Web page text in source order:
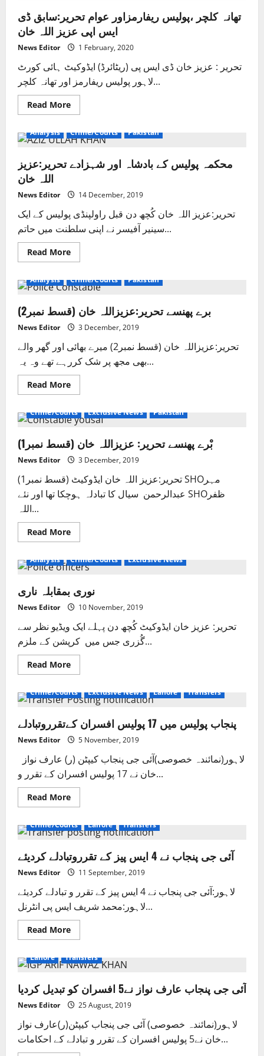
تھانہ کلچر ،پولیس ریفارمزاور عوام تحریر:سابق ڈی
ایس اپی عزیز اللہ خان
News Editor 1 February, 2020
تحریر : عزیز خان ڈی ایس پی (ریٹائرڈ) ایڈوکیٹ ہائی کورٹ
لاہور پولیس ریفارمز اور تھانہ کلچر...
Read MoreRead
more
کلچر
،پولیس
عوام
تحریر:سابق
اپی
اللہ
خان
Analysis Crime/Courts Pakistan
محکمہ پولیس کے بادشاہ اور شہزادے تحریر:عزیز
اللہ خان
News Editor 14 December, 2019
تحریر:عزیز اللہ خان کُچھ دن قبل راولپنڈی پولیس کے ایک
سینیر آفیسر نے اپنی سلطنت میں حاتم...
Read MoreRead
more
پولیس
کے
اور
شہزادے
تحریر:عزیز
اللہ
خان
Analysis Crime/Courts Pakistan
برے پھنسے تحریر:عزیزاللہ خان (قسط نمبر2)
News Editor 3 December, 2019
تحریر:عزیزاللہ خان (قسط نمبر2) میرے بھائی اور گھر والے
بھی مجھ پر شک کررہے تھے وہ یہ...
Read MoreRead
more
پھنسے
تحریر:عزیزاللہ
(قسط
نمبر2)
Crime/Courts Exclusive News Pakistan
بْرے پھنسے تحریر: عزیزاللہ خان (قسط نمبر1)
News Editor 3 December, 2019
تحریر:عزیز اللہ خان ایڈوکیٹ (قسط نمبر1) SHOمہر
عبدالرحمن سیال کا تبادلہ ہوچکا تھا اور نئے SHOظفر
اللہ...
Read MoreRead
more
پھنسے
تحریر:
خان
(قسط
نمبر1)
Analysis Crime/Courts Exclusive News
نوری بمقابلہ ناری
News Editor 10 November, 2019
تحریر: عزیز خان ایڈوکیٹ کُچھ دن پہلے ایک ویڈیو نظر سے
گُزری جس میں کرپشن کے ملزم...
Read MoreRead
more
بمقابلہ
ناری
Crime/Courts Exclusive News Lahore Transfers
پنجاب پولیس میں 17 پولیس افسران کےتقرروتبادلے
News Editor 5 November, 2019
خان نے 17 پولیس افسران کے تقرر و...
Read MoreRead
more
پولیس
میں
پولیس
افسران
کےتقرروتبادلے
Crime/Courts Lahore Transfers
آئی جی پنجاب نے 4 ایس پیز کے تقرروتبادلے کردیئے
News Editor 11 September, 2019
لاہور:آئی جی پنجاب نے 4 ایس پیز کے تقرر و تبادلے کردیئے
لاہور:محمد شریف ایس پی انٹرنل...
Read MoreRead
more
جی
پنجاب
4
ایس
پیز
کے
تقرروتبادلے
کردیئے
Lahore Transfers
آئی جی پنجاب عارف نواز نے5 افسران کو تبدیل کردیا
News Editor 25 August, 2019
لاہور(نمائندہ خصوصی) آئی جی پنجاب کیپٹن(ر)عارف نواز
خان نے5 پولیس افسران کے تقرر و تبادلے کے احکامات...